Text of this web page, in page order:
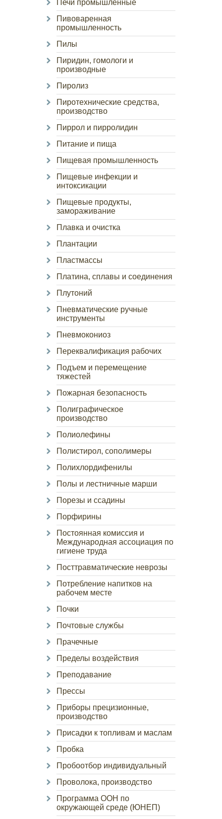
Печи промышленные
Пивоваренная
промышленность
Пилы
Пиридин, гомологи и
производные
Пиролиз
Пиротехнические средства,
производство
Пиррол и пирролидин
Питание и пища
Пищевая промышленность
Пищевые инфекции и
интоксикации
Пищевые продукты,
замораживание
Плавка и очистка
Плантации
Пластмассы
Платина, сплавы и соединения
Плутоний
Пневматические ручные
инструменты
Пневмокониоз
Переквалификация рабочих
Подъем и перемещение
тяжестей
Пожарная безопасность
Полиграфическое
производство
Полиолефины
Полистирол, сополимеры
Полихлордифенилы
Полы и лестничные марши
Порезы и ссадины
Порфирины
Постоянная комиссия и
Международная ассоциация по
гигиене труда
Посттравматические неврозы
Потребление напитков на
рабочем месте
Почки
Почтовые службы
Прачечные
Пределы воздействия
Преподавание
Прессы
Приборы прецизионные,
производство
Присадки к топливам и маслам
Пробка
Пробоотбор индивидуальный
Проволока, производство
Программа ООН по
окружающей среде (ЮНЕП)